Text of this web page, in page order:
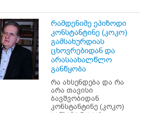
რამდენიმე ეპიზოდი
კონსტანტინე (კოკო)
გამსახურდიას
ცხოვრებიდან და
არასაახალწლო
განწყობა
რა ახსენდება და რა
არა თავისი
ბავშვობიდან
კონსტანტინე (კოკო)